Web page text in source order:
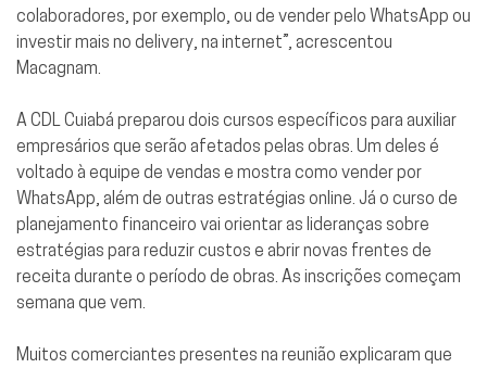
colaboradores, por exemplo, ou de vender pelo WhatsApp ou
investir mais no delivery, na internet”, acrescentou
Macagnam.
A CDL Cuiabá preparou dois cursos específicos para auxiliar
empresários que serão afetados pelas obras. Um deles é
voltado à equipe de vendas e mostra como vender por
WhatsApp, além de outras estratégias online. Já o curso de
planejamento financeiro vai orientar as lideranças sobre
estratégias para reduzir custos e abrir novas frentes de
receita durante o período de obras. As inscrições começam
semana que vem.
Muitos comerciantes presentes na reunião explicaram que